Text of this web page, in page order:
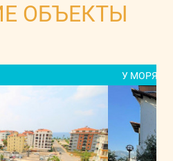
ОБЪЕКТЫ
У МОРЯ